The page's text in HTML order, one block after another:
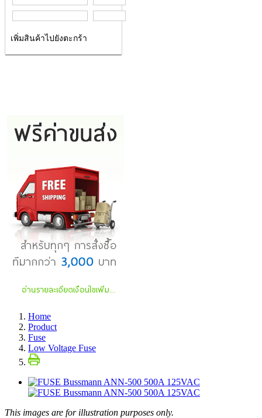
เพิ่มสินค้าไปยังตะกร้า
Home
Product
Fuse
Low Voltage Fuse
This images are for illustration purposes only.